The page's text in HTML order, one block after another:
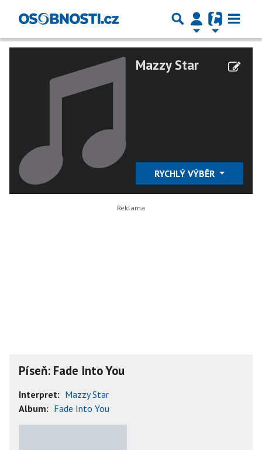
Mazzy Star
RYCHLÝ VÝBĚR
Píseň: Fade Into You
Interpret: Mazzy Star
Album: Fade Into You